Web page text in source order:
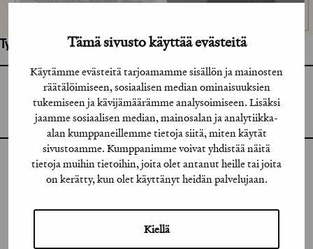
Tämä sivusto käyttää evästeitä
Käytämme evästeitä tarjoamamme sisällön ja mainosten
räätälöimiseen, sosiaalisen median ominaisuuksien
tukemiseen ja kävijämäärämme analysoimiseen. Lisäksi
jaamme sosiaalisen median, mainosalan ja analytiikka-
alan kumppaneillemme tietoja siitä, miten käytät
sivustoamme. Kumppanimme voivat yhdistää näitä
tietoja muihin tietoihin, joita olet antanut heille tai joita
on kerätty, kun olet käyttänyt heidän palvelujaan.
Kiellä
Työhön osallistuneet henkilöt / tahot:
GRAFIA RY
GRAFIA(AT)GRAFIA.FI
UUDENMAANKATU 11 B 9,
00120 HELSINKI
INSTAGRAM
FACEBOOK